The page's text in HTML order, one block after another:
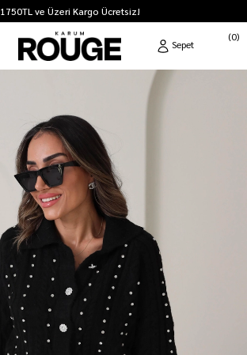
1750TL ve Üzeri Kargo Ücretsiz!
0